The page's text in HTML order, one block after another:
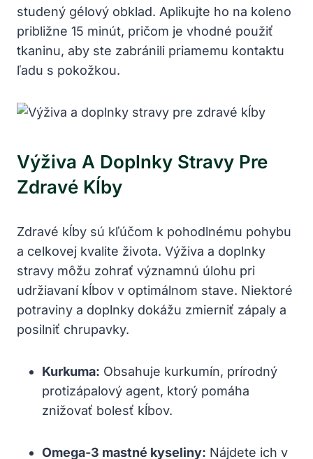
studený gélový obklad. Aplikujte ho na koleno
približne 15 minút, pričom je vhodné použiť
tkaninu, aby ste zabránili priamemu kontaktu
ľadu s pokožkou.
Výživa A Doplnky Stravy Pre
Zdravé Kĺby
Zdravé kĺby sú kľúčom k pohodlnému pohybu
a celkovej kvalite života. Výživa a doplnky
stravy môžu zohrať významnú úlohu pri
udržiavaní kĺbov v optimálnom stave. Niektoré
potraviny a doplnky dokážu zmierniť zápaly a
posilniť chrupavky.
Kurkuma: Obsahuje kurkumín, prírodný
protizápalový agent, ktorý pomáha
znižovať bolesť kĺbov.
Omega-3 mastné kyseliny: Nájdete ich v